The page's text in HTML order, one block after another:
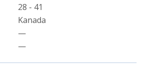
28 - 41
Kanada
—
—